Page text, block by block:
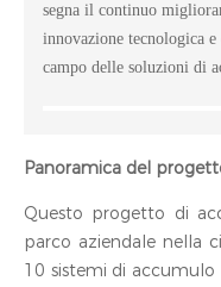
segna il continuo
innovazione tecnologica
campo delle soluzioni di
Panoramica del
Questo progetto di
parco aziendale nella
10 sistemi di accumulo